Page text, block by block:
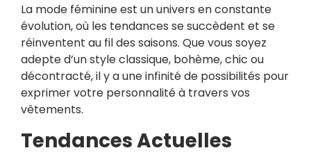
La mode féminine est un univers en constante
évolution, où les tendances se succèdent et se
réinventent au fil des saisons. Que vous soyez
adepte d’un style classique, bohème, chic ou
décontracté, il y a une infinité de possibilités pour
exprimer votre personnalité à travers vos
vêtements.
Tendances Actuelles